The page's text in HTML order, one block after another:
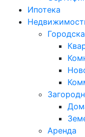
Ипотека
Аренда